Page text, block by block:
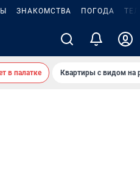
ЗНАКОМСТВА ПОГОДА
в палатке Квартиры с видом на